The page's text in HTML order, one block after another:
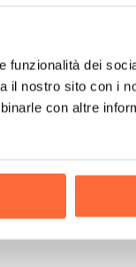
funzionalità dei
il nostro sito con i
con altre